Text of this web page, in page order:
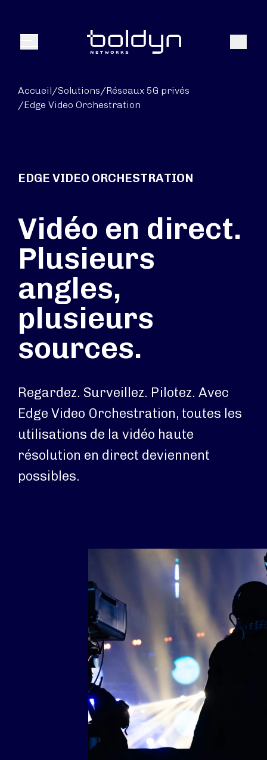
Menu
Accueil/Solutions/Réseaux 5G privés
/Edge Video Orchestration
EDGE VIDEO ORCHESTRATION
Vidéo en direct.
Plusieurs
angles,
plusieurs
sources.
Regardez. Surveillez. Pilotez. Avec
Edge Video Orchestration, toutes les
utilisations de la vidéo haute
résolution en direct deviennent
possibles.